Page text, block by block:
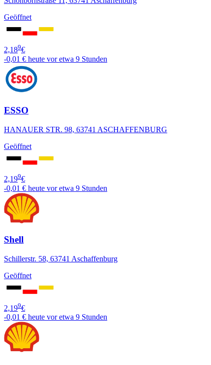
Geöffnet
2,189€
-0,01 € heute vor etwa 9 Stunden
ESSO
HANAUER STR. 98, 63741 ASCHAFFENBURG
Geöffnet
2,199€
-0,01 € heute vor etwa 9 Stunden
Shell
Schillerstr. 58, 63741 Aschaffenburg
Geöffnet
2,199€
-0,01 € heute vor etwa 9 Stunden